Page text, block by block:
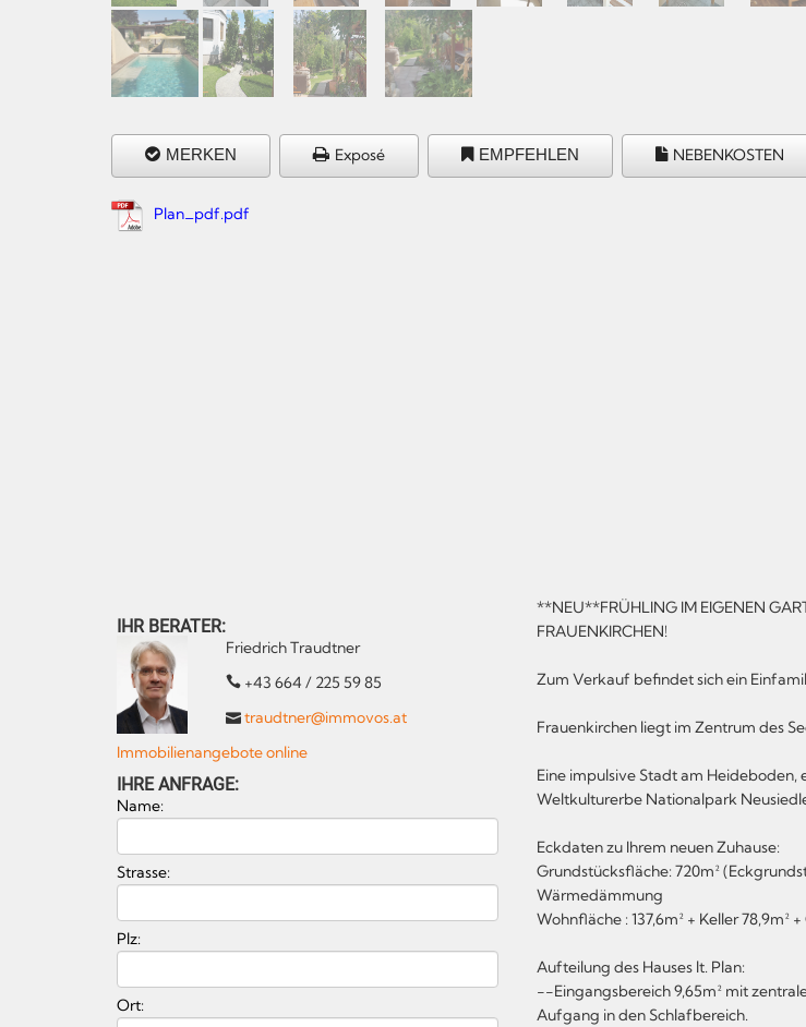
MERKEN Exposé EMPFEHLEN NEBENKOSTEN
Plan_pdf.pdf
IHR BERATER:
Friedrich Traudtner
+43 664 / 225 59 85
traudtner@immovos.at
Immobilienangebote online
IHRE ANFRAGE:
Name:
Strasse:
Plz:
Ort:
**NEU**FRÜHLING IM EIGENEN
FRAUENKIRCHEN!
Zum Verkauf befindet sich ein
Frauenkirchen liegt im Zentrum des
Eine impulsive Stadt am
Weltkulturerbe Nationalpark
Eckdaten zu Ihrem neuen Zuhause:
Grundstücksfläche: 720m²
Wärmedämmung
Wohnfläche : 137,6m² + Keller 78,9m²
Aufteilung des Hauses lt. Plan:
--Eingangsbereich 9,65m² mit
Aufgang in den Schlafbereich.